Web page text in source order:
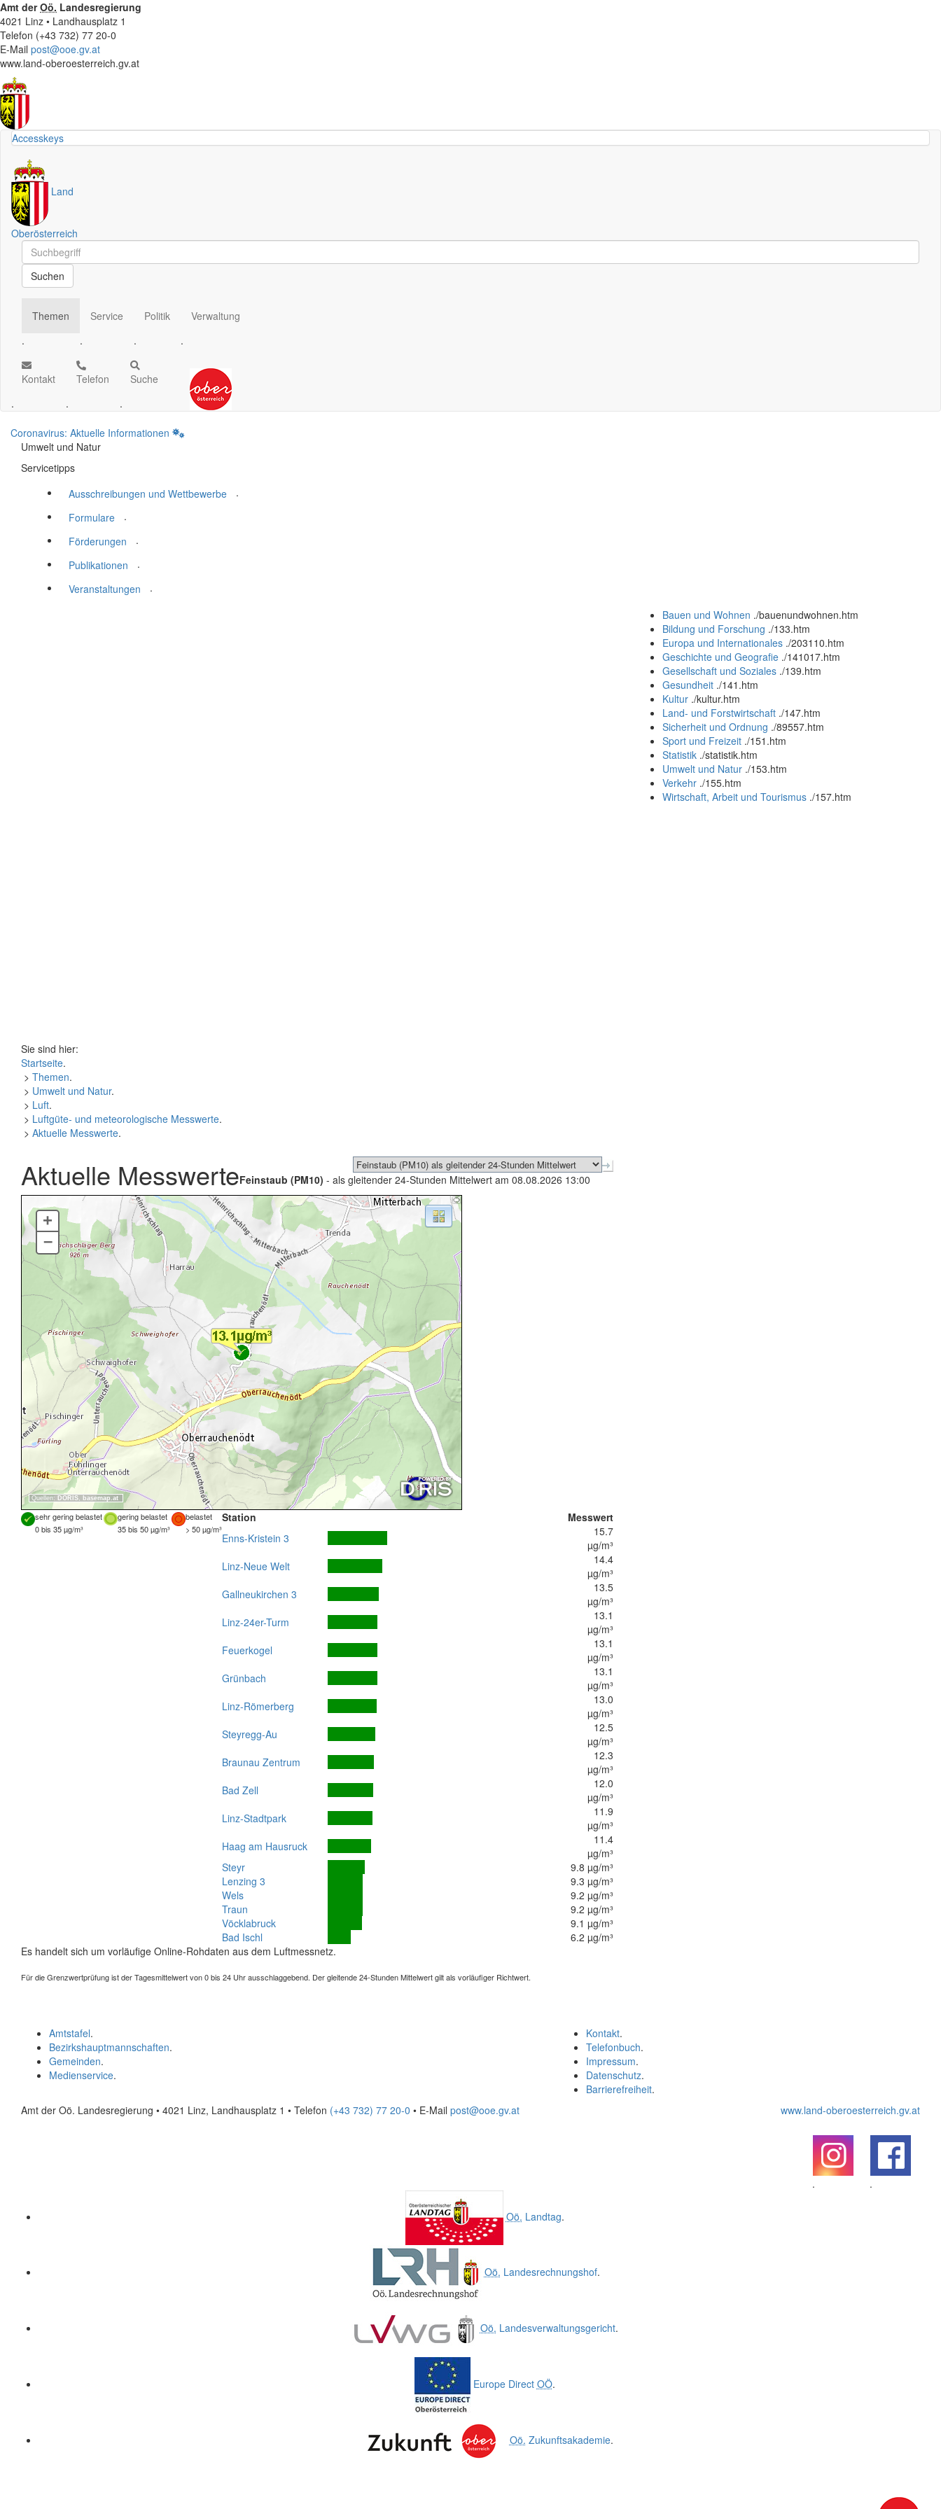
Amt derOö. Landesregierung
4021 Linz • Landhausplatz 1
Telefon (+43 732) 77 20-0
E-Mail post@ooe.gv.at
www.land-oberoesterreich.gv.at
Accesskeys
Land
Oberösterreich
Schnellsuche
Schnellsuche
Suchen
Themen
.
Service
.
Politik
.
Verwaltung
.
Kontakt
.
Telefon
.
Suche
.
Coronavirus: Aktuelle Informationen
Umwelt und Natur
Servicetipps
Ausschreibungen und Wettbewerbe
.
Formulare
.
Förderungen
.
Publikationen
.
Veranstaltungen
.
Bauen und Wohnen ./bauenundwohnen.htm
Bildung und Forschung ./133.htm
Europa und Internationales ./203110.htm
Geschichte und Geografie ./141017.htm
Gesellschaft und Soziales ./139.htm
Gesundheit ./141.htm
Kultur ./kultur.htm
Land- und Forstwirtschaft ./147.htm
Sicherheit und Ordnung ./89557.htm
Sport und Freizeit ./151.htm
Statistik ./statistik.htm
Umwelt und Natur ./153.htm
Verkehr ./155.htm
Wirtschaft, Arbeit und Tourismus ./157.htm
Sie sind hier:
Startseite.
> Themen.
> Umwelt und Natur.
> Luft.
> Luftgüte- und meteorologische Messwerte.
> Aktuelle Messwerte.
Aktuelle MesswerteFeinstaub (PM10) - als gleitender 24-Stunden Mittelwert am 08.08.2026 13:00
Quellen: DORIS, basemap.at
+
–
sehr gering belastet gering belastet
belastet
0 bis 35 µg/m³
35 bis 50 µg/m³ > 50 µg/m³
Station
Messwert
Enns-Kristein 3
15.7
µg/m³
Linz-Neue Welt
14.4
µg/m³
Gallneukirchen 3
13.5
µg/m³
Linz-24er-Turm
13.1
µg/m³
Feuerkogel
13.1
µg/m³
Grünbach
13.1
µg/m³
Linz-Römerberg
13.0
µg/m³
Steyregg-Au
12.5
µg/m³
Braunau Zentrum
12.3
µg/m³
Bad Zell
12.0
µg/m³
Linz-Stadtpark
11.9
µg/m³
Haag am Hausruck
11.4
µg/m³
Steyr
9.8 µg/m³
Lenzing 3
9.3 µg/m³
Wels
9.2 µg/m³
Traun
9.2 µg/m³
Vöcklabruck
9.1 µg/m³
Bad Ischl
6.2 µg/m³
Es handelt sich um vorläufige Online-Rohdaten aus dem Luftmessnetz.
Für die Grenzwertprüfung ist der Tagesmittelwert von 0 bis 24 Uhr ausschlaggebend. Der gleitende 24-Stunden Mittelwert gilt als vorläufiger Richtwert.
Kontakt.
Telefonbuch.
Impressum.
Datenschutz.
Barrierefreiheit.
Amtstafel.
Bezirkshauptmannschaften.
Gemeinden.
Medienservice.
Amt der Oö. Landesregierung • 4021 Linz, Landhausplatz 1 • Telefon (+43 732) 77 20-0 • E-Mail post@ooe.gv.at www.land-oberoesterreich.gv.at
.
.
Oö. Landtag.
Oö. Landesrechnungshof.
Oö. Landesverwaltungsgericht.
Europe Direct OÖ.
Oö. Zukunftsakademie.